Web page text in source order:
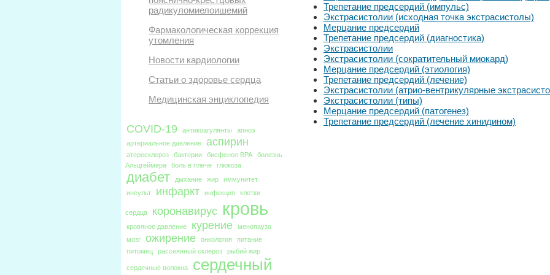
радикуломиелоишемий
Фармакологическая коррекция
утомления
Новости кардиологии
Статьи о здоровье сердца
Медицинская энциклопедия
COVID-19 антикоагулянты
апноэ
артериальное давление
аспирин
атеросклероз бактерии бисфенол BPA
болезнь
Альцгеймера
боль в плече глюкоза
диабет дыхание жир
иммунитет
инсульт
инфаркт инфекция клетки
сердца коронавирус кровь
кровяное давление курение
менопауза
мозг
ожирение онкология
питание
питомец
рассеянный склероз рыбий жир
сердечные волокна
сердечный
Трепетание предсердий (импульс)
Экстрасистолии (исходная точка экстрасистолы)
Мерцание предсердий
Трепетание предсердий (диагностика)
Экстрасистолии
Экстрасистолии (сократительный миокард)
Мерцание предсердий (этиология)
Трепетание предсердий (лечение)
Экстрасистолии (атрио-вентрикулярные
Экстрасистолии (типы)
Мерцание предсердий (патогенез)
Трепетание предсердий (лечение хинидином)